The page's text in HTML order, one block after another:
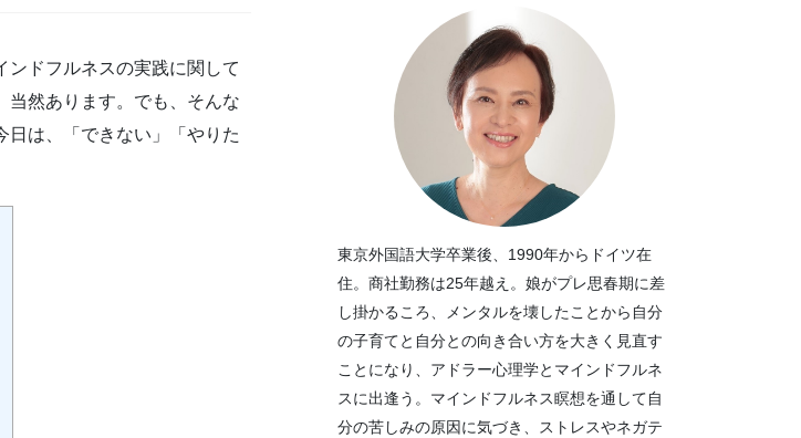
ドフルネスの実践に関して
当然あります。でも、そんな
は、「できない」「やりた
東京外国語大学卒業後、1990年からドイツ在
住。商社勤務は25年越え。娘がプレ思春期に差
し掛かるころ、メンタルを壊したことから自分
の子育てと自分との向き合い方を大きく見直す
ことになり、アドラー心理学とマインドフルネ
スに出逢う。マインドフルネス瞑想を通して自
分の苦しみの原因に気づき、ストレスやネガテ